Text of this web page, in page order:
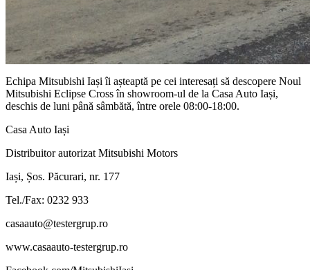
Echipa Mitsubishi Iași îi așteaptă pe cei interesați să descopere Noul
Mitsubishi Eclipse Cross în showroom-ul de la Casa Auto Iași,
deschis de luni până sâmbătă, între orele 08:00-18:00.
Casa Auto Iași
Distribuitor autorizat Mitsubishi Motors
Iași, Șos. Păcurari, nr. 177
Tel./Fax: 0232 933
casaauto@testergrup.ro
www.casaauto-testergrup.ro